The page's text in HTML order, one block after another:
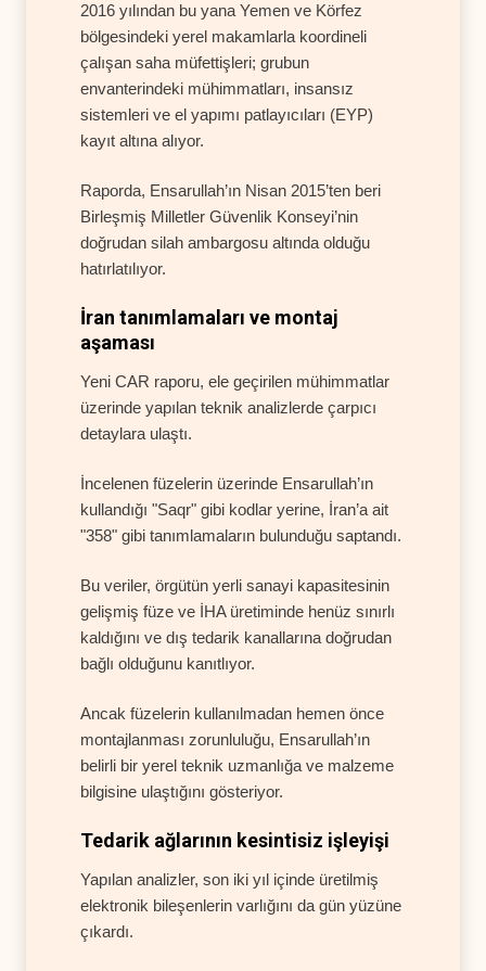
2016 yılından bu yana Yemen ve Körfez
bölgesindeki yerel makamlarla koordineli
çalışan saha müfettişleri; grubun
envanterindeki mühimmatları, insansız
sistemleri ve el yapımı patlayıcıları (EYP)
kayıt altına alıyor.
Raporda, Ensarullah’ın Nisan 2015’ten beri
Birleşmiş Milletler Güvenlik Konseyi’nin
doğrudan silah ambargosu altında olduğu
hatırlatılıyor.
İran tanımlamaları ve montaj
aşaması
Yeni CAR raporu, ele geçirilen mühimmatlar
üzerinde yapılan teknik analizlerde çarpıcı
detaylara ulaştı.
İncelenen füzelerin üzerinde Ensarullah’ın
kullandığı "Saqr" gibi kodlar yerine, İran’a ait
"358" gibi tanımlamaların bulunduğu saptandı.
Bu veriler, örgütün yerli sanayi kapasitesinin
gelişmiş füze ve İHA üretiminde henüz sınırlı
kaldığını ve dış tedarik kanallarına doğrudan
bağlı olduğunu kanıtlıyor.
Ancak füzelerin kullanılmadan hemen önce
montajlanması zorunluluğu, Ensarullah’ın
belirli bir yerel teknik uzmanlığa ve malzeme
bilgisine ulaştığını gösteriyor.
Tedarik ağlarının kesintisiz işleyişi
Yapılan analizler, son iki yıl içinde üretilmiş
elektronik bileşenlerin varlığını da gün yüzüne
çıkardı.